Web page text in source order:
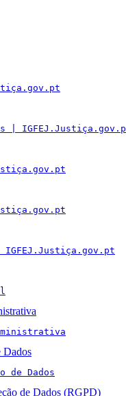
|
IGFEJ.Justiça.gov.pt
Dados
de Dados
de Dados (RGPD)